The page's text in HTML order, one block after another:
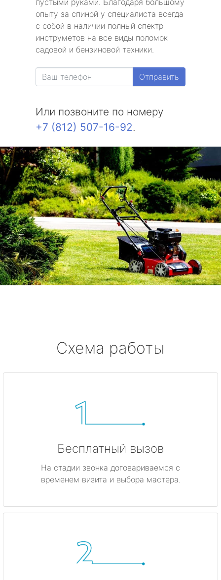
пустыми руками. Благодаря большому
опыту за спиной у специалиста всегда
с собой в наличии полный спектр
инструметов на все виды поломок
садовой и бензиновой техники.
Отправить
Или позвоните по номеру
+7 (812) 507-16-92.
Схема работы
Бесплатный вызов
На стадии звонка договариваемся с
временем визита и выбора мастера.